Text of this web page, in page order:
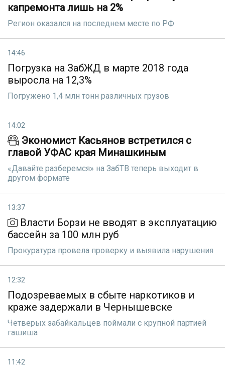
капремонта лишь на 2%
Регион оказался на последнем месте по РФ
14:46
Погрузка на ЗабЖД в марте 2018 года
выросла на 12,3%
Погружено 1,4 млн тонн различных грузов
14:02
Экономист Касьянов встретился с
главой УФАС края Минашкиным
«Давайте разберемся» на ЗабТВ теперь выходит в
другом формате
13:37
Власти Борзи не вводят в эксплуатацию
бассейн за 100 млн руб
Прокуратура провела проверку и выявила нарушения
12:32
Подозреваемых в сбыте наркотиков и
краже задержали в Чернышевске
Четверых забайкальцев поймали с крупной партией
гашиша
11:42